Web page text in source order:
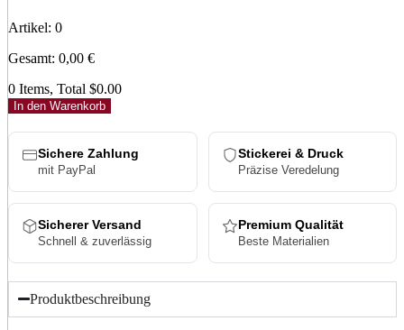
Artikel: 0
Gesamt: 0,00 €
0 Items, Total $0.00
In den Warenkorb
Sichere Zahlung
mit PayPal
Stickerei & Druck
Präzise Veredelung
Sicherer Versand
Schnell & zuverlässig
Premium Qualität
Beste Materialien
Produktbeschreibung